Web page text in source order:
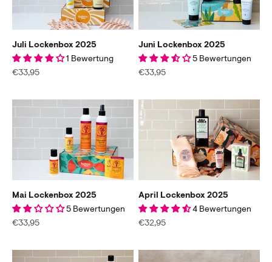
Juli Lockenbox 2025
1 Bewertung
Angebot
€33,95
Juni Lockenbox 2025
5 Bewertungen
Angebot
€33,95
Mai Lockenbox 2025
5 Bewertungen
Angebot
€33,95
April Lockenbox 2025
4 Bewertungen
Angebot
€32,95